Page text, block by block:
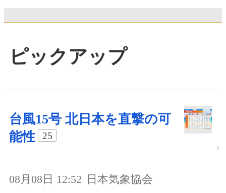
ピックアップ
台風15号 北日本を直撃の可
能性
25
08月08日 12:52 日本気象協会